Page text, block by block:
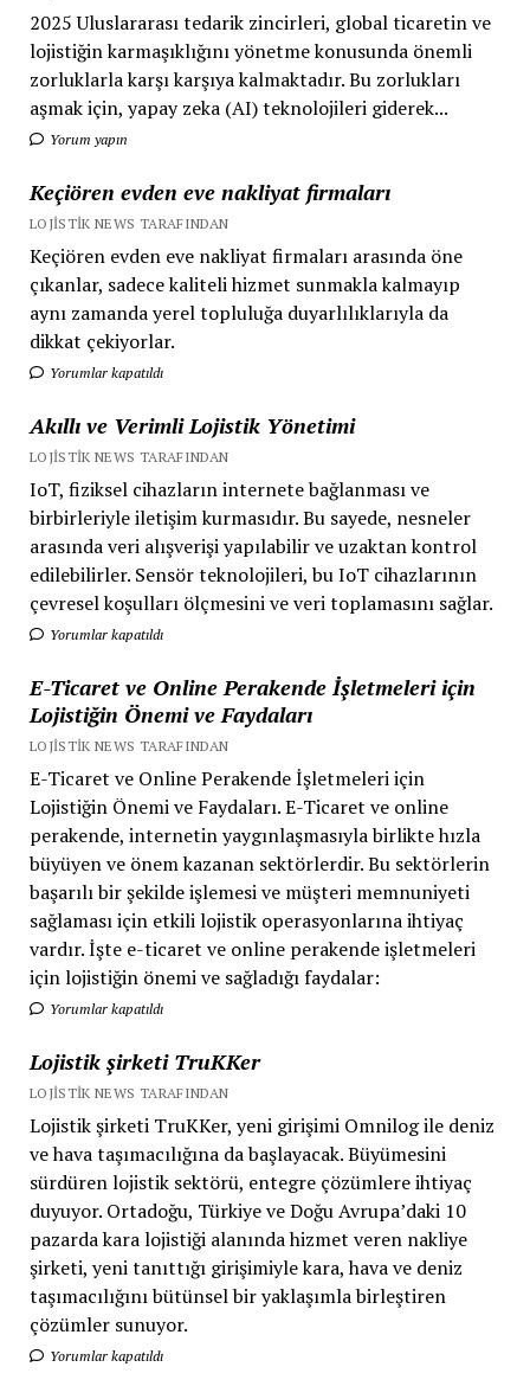
2025 Uluslararası tedarik zincirleri, global ticaretin ve
lojistiğin karmaşıklığını yönetme konusunda önemli
zorluklarla karşı karşıya kalmaktadır. Bu zorlukları
aşmak için, yapay zeka (AI) teknolojileri giderek...
Yorum yapın
Keçiören evden eve nakliyat firmaları
LOJISTIK NEWS TARAFINDAN
Keçiören evden eve nakliyat firmaları arasında öne
çıkanlar, sadece kaliteli hizmet sunmakla kalmayıp
aynı zamanda yerel topluluğa duyarlılıklarıyla da
dikkat çekiyorlar.
Yorumlar kapatıldı
Akıllı ve Verimli Lojistik Yönetimi
LOJISTIK NEWS TARAFINDAN
IoT, fiziksel cihazların internete bağlanması ve
birbirleriyle iletişim kurmasıdır. Bu sayede, nesneler
arasında veri alışverişi yapılabilir ve uzaktan kontrol
edilebilirler. Sensör teknolojileri, bu IoT cihazlarının
çevresel koşulları ölçmesini ve veri toplamasını sağlar.
Yorumlar kapatıldı
E-Ticaret ve Online Perakende İşletmeleri için
Lojistiğin Önemi ve Faydaları
LOJISTIK NEWS TARAFINDAN
E-Ticaret ve Online Perakende İşletmeleri için
Lojistiğin Önemi ve Faydaları. E-Ticaret ve online
perakende, internetin yaygınlaşmasıyla birlikte hızla
büyüyen ve önem kazanan sektörlerdir. Bu sektörlerin
başarılı bir şekilde işlemesi ve müşteri memnuniyeti
sağlaması için etkili lojistik operasyonlarına ihtiyaç
vardır. İşte e-ticaret ve online perakende işletmeleri
için lojistiğin önemi ve sağladığı faydalar:
Yorumlar kapatıldı
Lojistik şirketi TruKKer
LOJISTIK NEWS TARAFINDAN
Lojistik şirketi TruKKer, yeni girişimi Omnilog ile deniz
ve hava taşımacılığına da başlayacak. Büyümesini
sürdüren lojistik sektörü, entegre çözümlere ihtiyaç
duyuyor. Ortadoğu, Türkiye ve Doğu Avrupa’daki 10
pazarda kara lojistiği alanında hizmet veren nakliye
şirketi, yeni tanıttığı girişimiyle kara, hava ve deniz
taşımacılığını bütünsel bir yaklaşımla birleştiren
çözümler sunuyor.
Yorumlar kapatıldı